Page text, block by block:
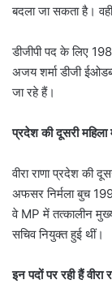
बदला जा सकता है।
डीजीपी पद के लिए
अजय शर्मा डीजी
जा रहे हैं।
प्रदेश की दूसरी महिला
वीरा राणा प्रदेश की
अफसर निर्मला बुच
वे MP में तत्कालीन
सचिव नियुक्त हुई थीं।
इन पदों पर रही हैं वीरा